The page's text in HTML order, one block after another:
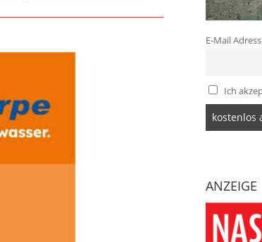
E-Mail
Ich
ANZEIGE